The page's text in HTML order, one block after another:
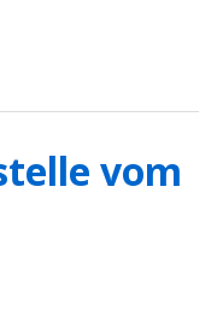
vom